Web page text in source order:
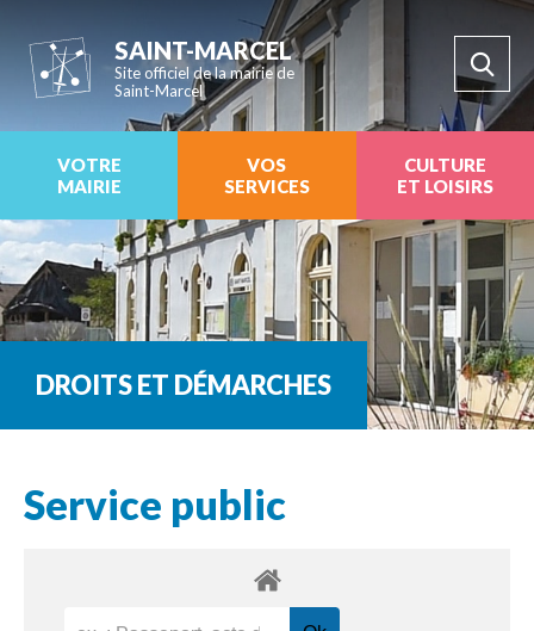
SAINT-MARCEL
Site officiel de la mairie de
Saint-Marcel
VOTRE
MAIRIE
VOS
SERVICES
CULTURE
ET LOISIRS
DROITS ET DÉMARCHES
Service public